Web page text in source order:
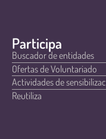
Participa
Buscador de entidades
Ofertas de Voluntariado
Actividades de
Reutiliza